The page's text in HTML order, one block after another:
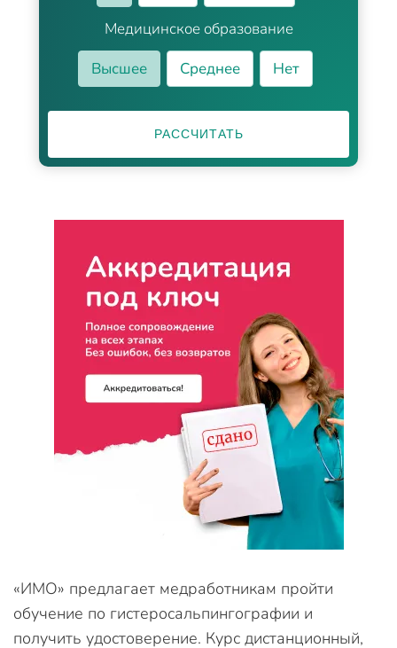
Медицинское образование
Высшее
Среднее Нет
РАССЧИТАТЬ
«ИМО» предлагает медработникам пройти
обучение по гистеросальпингографии и
получить удостоверение. Курс дистанционный,